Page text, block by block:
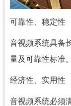
可靠性、稳定性
音视频系统具备
量及可靠性标准。
经济性、实用性
音视频系统必须